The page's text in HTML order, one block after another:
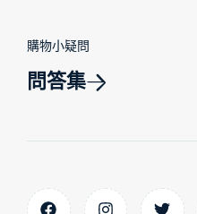
購物小疑問
問答集